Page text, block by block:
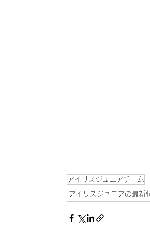
アイリスジュニアチーム
アイリスジュニアの最新